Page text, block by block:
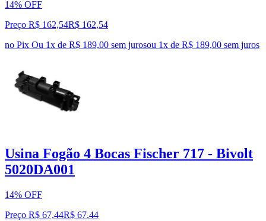
14% OFF
Preço R$ 162,54R$ 162,54
no Pix Ou 1x de R$ 189,00 sem jurosou 1x de R$ 189,00 sem juros
Usina Fogão 4 Bocas Fischer 717 - Bivolt
5020DA001
14% OFF
Preço R$ 67,44R$ 67,44